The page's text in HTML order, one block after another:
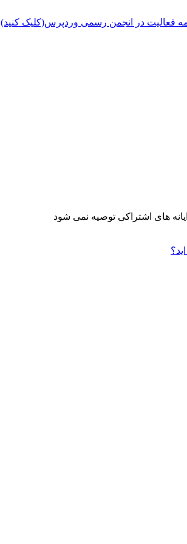
فعالیت در انجمن رسمی وردپرس(کلیک کنید)
های اشتراکی توصیه نمی شود